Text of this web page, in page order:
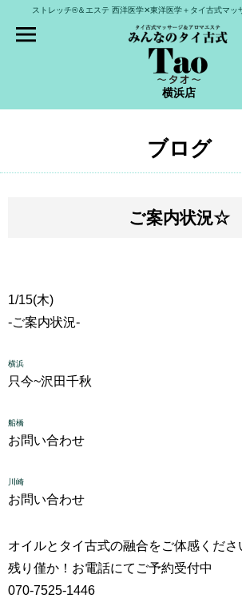
ストレッチ®＆エステ 西洋医学✕東洋医学＋タイ古式マッ
横浜店
ブログ
ご案内状況☆
1/15(木)
-ご案内状況-
横浜
只今~沢田千秋
船橋
お問い合わせ
川崎
お問い合わせ
オイルとタイ古式の融合をご体感くだ
残り僅か！お電話にてご予約受付中
070-7525-1446